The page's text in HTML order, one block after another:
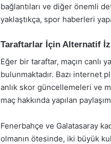
bağlantıları ve diğer önemli
yaklaştıkça, spor haberleri
Taraftarlar İçin Alternatif
Eğer bir taraftar, maçın canlı
bulunmaktadır. Bazı internet
anlık skor güncellemeleri ve
maç hakkında yapılan
Fenerbahçe ve Galatasaray
olmanın ötesinde, iki büyük